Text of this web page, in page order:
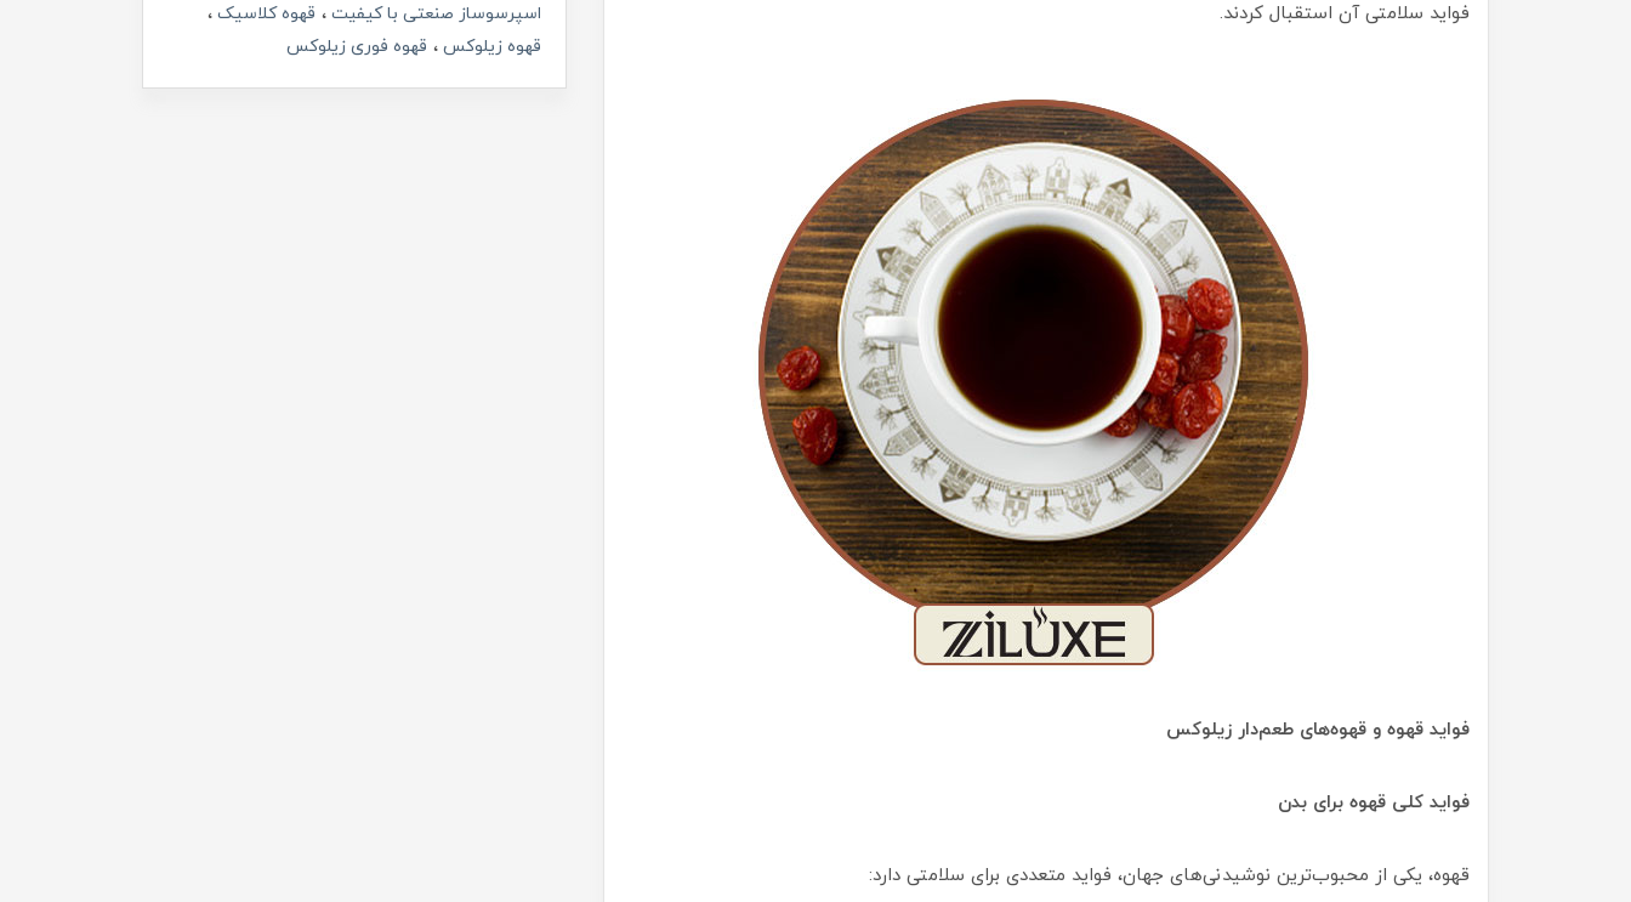
فواید سلامتی آن استقبال کردند.
فواید قهوه و قهوه‌های طعم‌دار زیلوکس
فواید کلی قهوه برای بدن
قهوه، یکی از محبوب‌ترین نوشیدنی‌های جهان، فواید متعددی برای سلامتی دارد:
اسپرسوساز صنعتی با کیفیت
قهوه کلاسیک
قهوه زیلوکس
قهوه فوری زیلوکس